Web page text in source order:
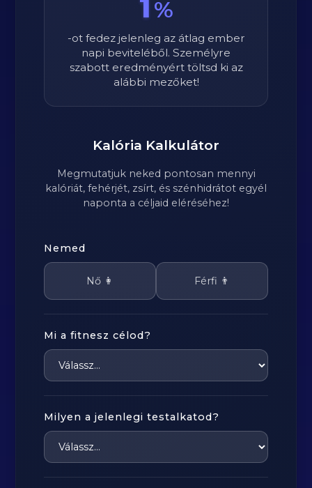
1 %
-ot fedez jelenleg az átlag ember
napi beviteléből. Személyre
szabott eredményért töltsd ki az
alábbi mezőket!
Kalória Kalkulátor
Megmutatjuk neked pontosan mennyi
kalóriát, fehérjét, zsírt, és szénhidrátot egyél
naponta a céljaid eléréséhez!
Nemed
Nő 👩 Férfi 👨
Mi a fitnesz célod?
Milyen a jelenlegi testalkatod?